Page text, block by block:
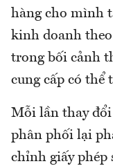
hàng cho mình
kinh doanh
trong bối cảnh
cung cấp có thể
Mỗi lần thay
phân phối lại
chỉnh giấy phép